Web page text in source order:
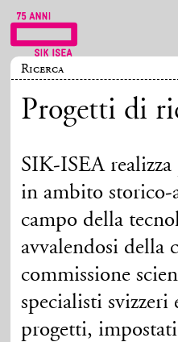
Ricerca
Progetti di
SIK-ISEA
in ambito storico-
campo della
avvalendosi della
commissione
specialisti svizzeri
progetti,